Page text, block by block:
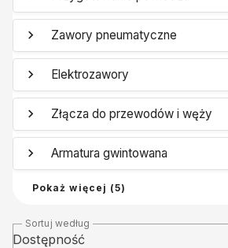
Zawory pneumatyczne
Elektrozawory
Złącza do przewodów i węży
Armatura gwintowana
Pokaż więcej (5)
Dostępność
Sortuj według